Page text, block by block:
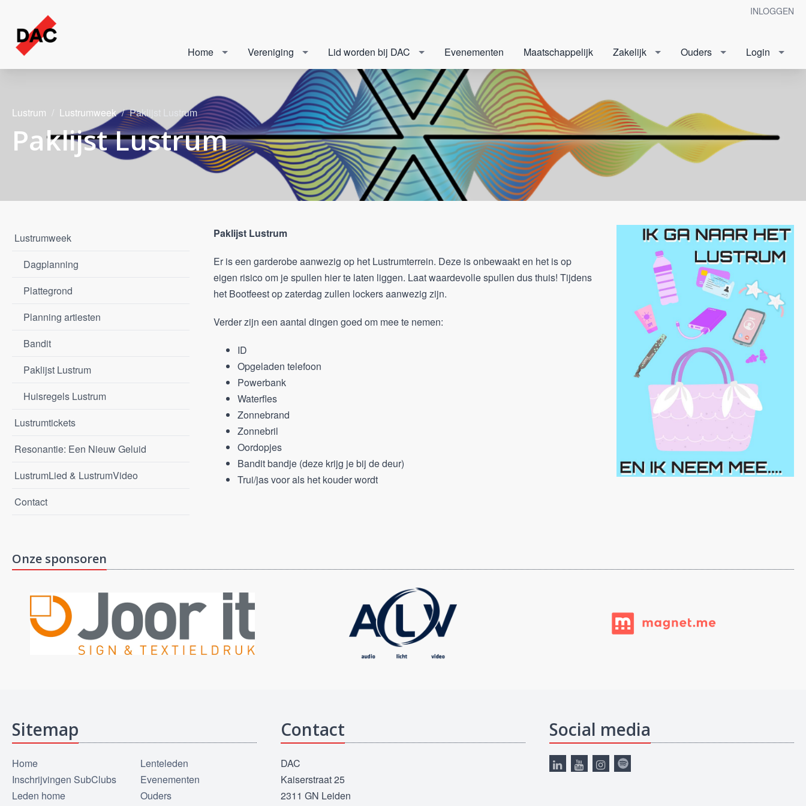
INLOGGEN
Home Vereniging Lid worden bij DAC Evenementen Maatschappelijk Zakelijk Ouders Login
Lustrum Lustrumweek Paklijst Lustrum
Paklijst Lustrum
Lustrumweek
Dagplanning
Plattegrond
Planning artiesten
Bandit
Paklijst Lustrum
Huisregels Lustrum
Lustrumtickets
Resonantie: Een Nieuw Geluid
LustrumLied & LustrumVideo
Contact
Paklijst Lustrum
Er is een garderobe aanwezig op het Lustrumterrein. Deze is onbewaakt en het is op
eigen risico om je spullen hier te laten liggen. Laat waardevolle spullen dus thuis! Tijdens
het Bootfeest op zaterdag zullen lockers aanwezig zijn.
Verder zijn een aantal dingen goed om mee te nemen:
ID
Opgeladen telefoon
Powerbank
Waterfles
Zonnebrand
Zonnebril
Oordopjes
Bandit bandje (deze krijg je bij de deur)
Trui/jas voor als het kouder wordt
Onze sponsoren
Sitemap
Home
Inschrijvingen SubClubs
Leden home
Lenteleden
Evenementen
Ouders
Contact
DAC
Kaiserstraat 25
2311 GN Leiden
Social media